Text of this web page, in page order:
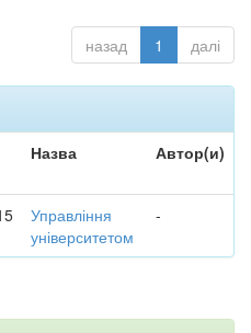
назад 1 далі
Назва Автор(и)
Управління
університетом
-